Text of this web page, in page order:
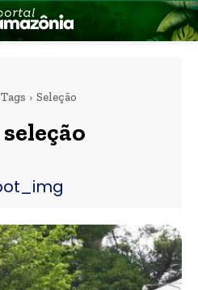
Tags Seleção
seleção